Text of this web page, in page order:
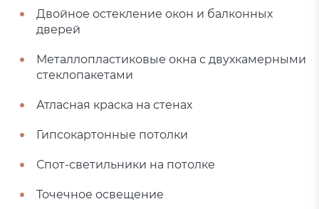
Двойное остекление окон и балконных
дверей
Металлопластиковые окна с двухкамерными
стеклопакетами
Атласная краска на стенах
Гипсокартонные потолки
Спот-светильники на потолке
Точечное освещение